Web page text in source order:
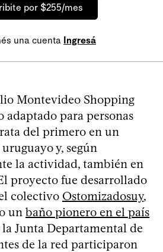
por $255/mes
una cuenta Ingresá
Montevideo Shopping
adaptado para personas
del primero en un
y, según
la actividad, también en
proyecto fue desarrollado
colectivo Ostomizadosuy,
un baño pionero en el país
la Junta Departamental de
de la red participaron